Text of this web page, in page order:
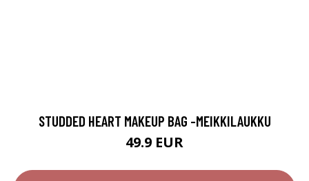
STUDDED HEART MAKEUP BAG -MEIKKILAUKKU
49.9 EUR